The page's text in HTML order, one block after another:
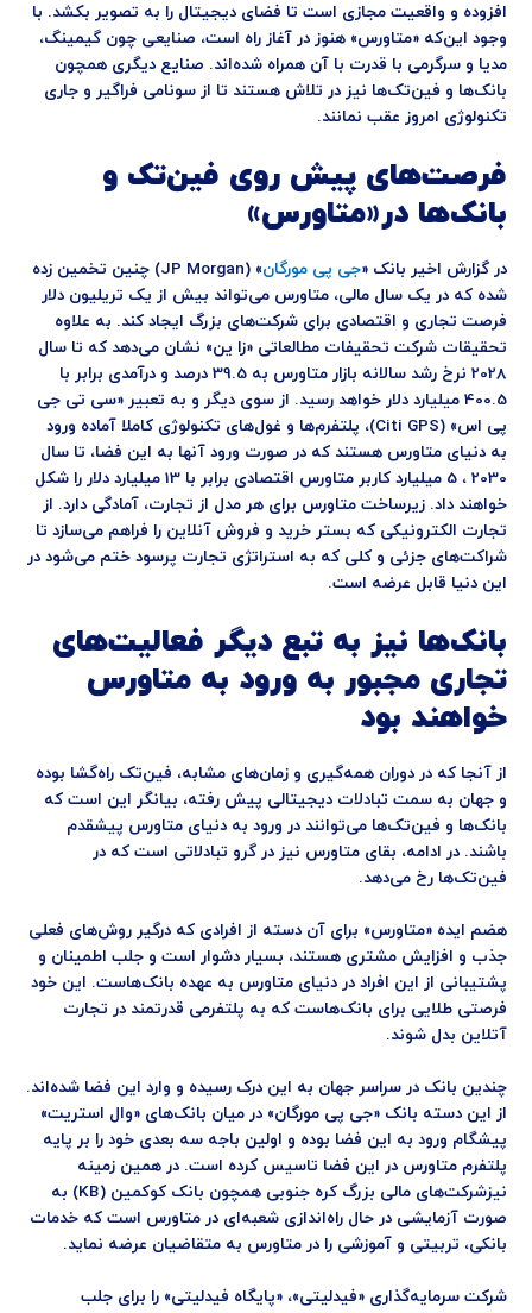
افزوده و واقعیت مجازی است تا فضای دیجیتال را به تصویر بکشد. با
وجود این‌که «متاورس» هنوز در آغاز راه است، صنایعی چون گیمینگ،
مدیا و سرگرمی با قدرت با آن همراه شده‌اند. صنایع دیگری همچون
بانک‌ها و فین‌تک‌ها نیز در تلاش هستند تا از سونامی فراگیر و جاری
تکنولوژی امروز عقب نمانند.
فرصت‌های پیش روی فین‌تک و
بانک‌ها در«متاورس»
در گزارش اخیر بانک «جی پی مورگان
» (JP Morgan) چنین تخمین زده
شده که در یک سال مالی، متاورس می‌تواند بیش از یک تریلیون دلار
فرصت تجاری و اقتصادی برای شرکت‌های بزرگ ایجاد کند. به علاوه
تحقیقات شرکت تحقیفات مطالعاتی «زا ین» نشان می‌دهد که تا سال
2028 نرخ رشد سالانه بازار متاورس به 39.5 درصد و درآمدی برابر با
400.5 میلیارد دلار خواهد رسید. از سوی دیگر و به تعبیر «سی تی جی
پی اس» (Citi GPS)، پلتفرم‌ها و غول‌های تکنولوژی کاملا آماده ورود
به دنیای متاورس هستند که در صورت ورود آنها به این فضا، تا سال
2030 ، 5 میلیارد کاربر متاورس اقتصادی برابر با 13 میلیارد دلار را شکل
خواهند داد. زیرساخت متاورس برای هر مدل از تجارت، آمادگی دارد. از
تجارت الکترونیکی که بستر خرید و فروش آنلاین را فراهم می‌سازد تا
شراکت‌های جزئی و کلی که به استراتژی تجارت پرسود ختم می‌شود در
این دنیا قابل عرضه است.
بانک‌ها نیز به تبع دیگر فعالیت‌های
تجاری مجبور به ورود به متاورس
خواهند بود
از آنجا که در دوران همه‌گیری و زمان‌های مشابه، فین‌تک راه‌گشا بوده
و جهان به سمت تبادلات دیجیتالی پیش رفته، بیانگر این است که
بانک‌ها و فین‌تک‌ها می‌توانند در ورود به دنیای متاورس پیشقدم
باشند. در ادامه، بقای متاورس نیز در گرو تبادلاتی است که در
فین‌تک‌ها رخ می‌دهد.
هضم ایده «متاورس» برای آن دسته از افرادی که درگیر روش‌های فعلی
جذب و افزایش مشتری هستند، بسیار دشوار است و جلب اطمینان و
پشتیبانی از این افراد در دنیای متاورس به عهده بانک‌هاست. این خود
فرصتی طلایی برای بانک‌هاست که به پلتفرمی قدرتمند در تجارت
آتلاین بدل شوند.
چندین بانک در سراسر جهان به این درک رسیده و وارد این فضا شده‌اند.
از این دسته بانک «جی پی مورگان» در میان بانک‌های «وال استریت»
پیشگام ورود به این فضا بوده و اولین باجه سه بعدی خود را بر پایه
پلتفرم متاورس در این فضا تاسیس کرده است. در همین زمینه
نیزشرکت‌های مالی بزرگ کره جنوبی همچون بانک کوکمین (KB) به
صورت آزمایشی در حال راه‌اندازی شعبه‌ای در متاورس است که خدمات
بانکی، تربیتی و آموزشی را در متاورس به متقاضیان عرضه نماید.
شرکت سرمایه‌گذاری «فیدلیتی»، «پایگاه فیدلیتی» را برای جلب